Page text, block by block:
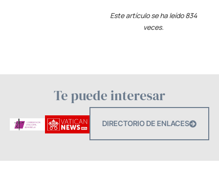
Este artículo se ha leído 834
veces.
Te puede interesar
DIRECTORIO DE ENLACES